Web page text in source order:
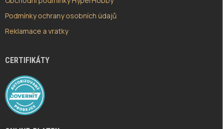
Podmínky ochrany osobních údajů
Reklamace a vratky
CERTIFIKÁTY